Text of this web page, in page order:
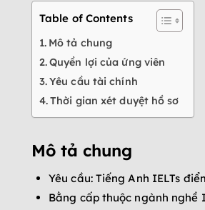
Table of Contents
Mô tả chung
Quyền lợi của ứng viên
Yêu cầu tài chính
Thời gian xét duyệt hồ sơ
Mô tả chung
Yêu cầu: Tiếng Anh IELTs
Bằng cấp thuộc ngành nghề